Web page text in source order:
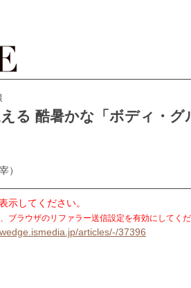
る 酷暑かな「ボディ・
）
示してください。
ブラウザのリファラー送信設定を有効にしてくだ
articles/-/37396